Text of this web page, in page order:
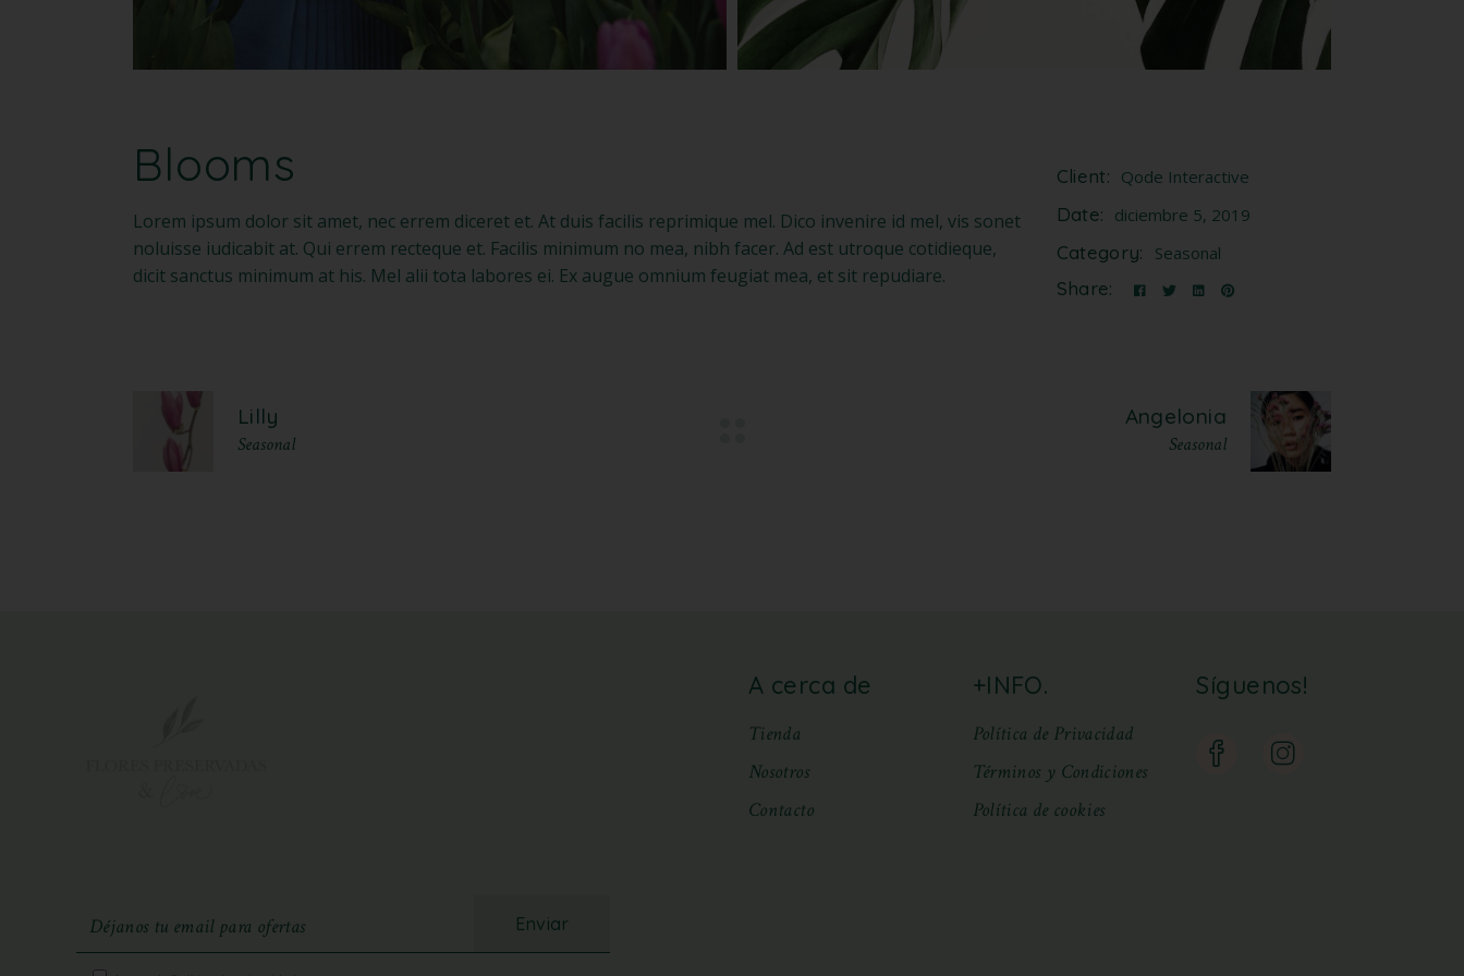
Blooms
Lorem ipsum dolor sit amet, nec errem diceret et. At duis facilis reprimique mel. Dico invenire id mel, vis sonet
noluisse iudicabit at. Qui errem recteque et. Facilis minimum no mea, nibh facer. Ad est utroque cotidieque,
dicit sanctus minimum at his. Mel alii tota labores ei. Ex augue omnium feugiat mea, et sit repudiare.
Client: Qode Interactive
Date: diciembre 5, 2019
Category: Seasonal
Share:
Lilly
Seasonal
Angelonia
Seasonal
Enviar
A cerca de
Tienda
Nosotros
Contacto
+INFO.
Política de Privacidad
Términos y Condiciones
Política de cookies
Síguenos!